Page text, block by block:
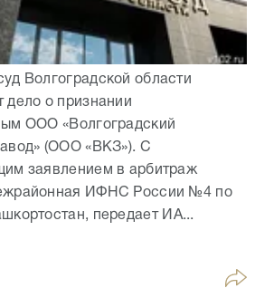
Волгоградской области
дело о признании
ООО «Волгоградский
(ООО «ВКЗ»). С
заявлением в арбитраж
ИФНС России №4 по
передает ИА...